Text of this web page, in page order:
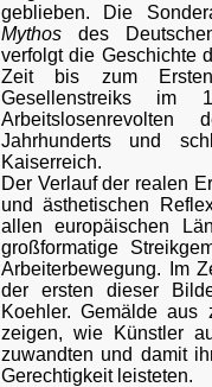
geblieben. Die
Mythos des
verfolgt die Geschichte
Zeit bis zum
Gesellenstreiks im
Jahrhunderts und
Kaiserreich.
Der Verlauf der realen
und ästhetischen
allen europäischen
großformatige
Arbeiterbewegung. Im
der ersten dieser
Koehler. Gemälde aus
zeigen, wie Künstler
zuwandten und damit
Gerechtigkeit leisteten.